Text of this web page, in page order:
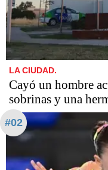
LA CIUDAD.
Cayó un hombre
sobrinas y una
#02